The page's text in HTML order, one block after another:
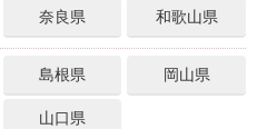
奈良県 和歌山県
島根県 岡山県
山口県